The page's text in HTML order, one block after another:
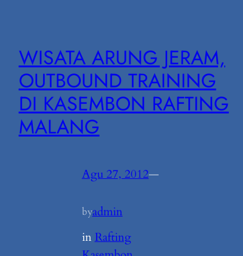
WISATA ARUNG JERAM,
OUTBOUND TRAINING
DI KASEMBON RAFTING
MALANG
Agu 27, 2012—
byadmin
inRafting